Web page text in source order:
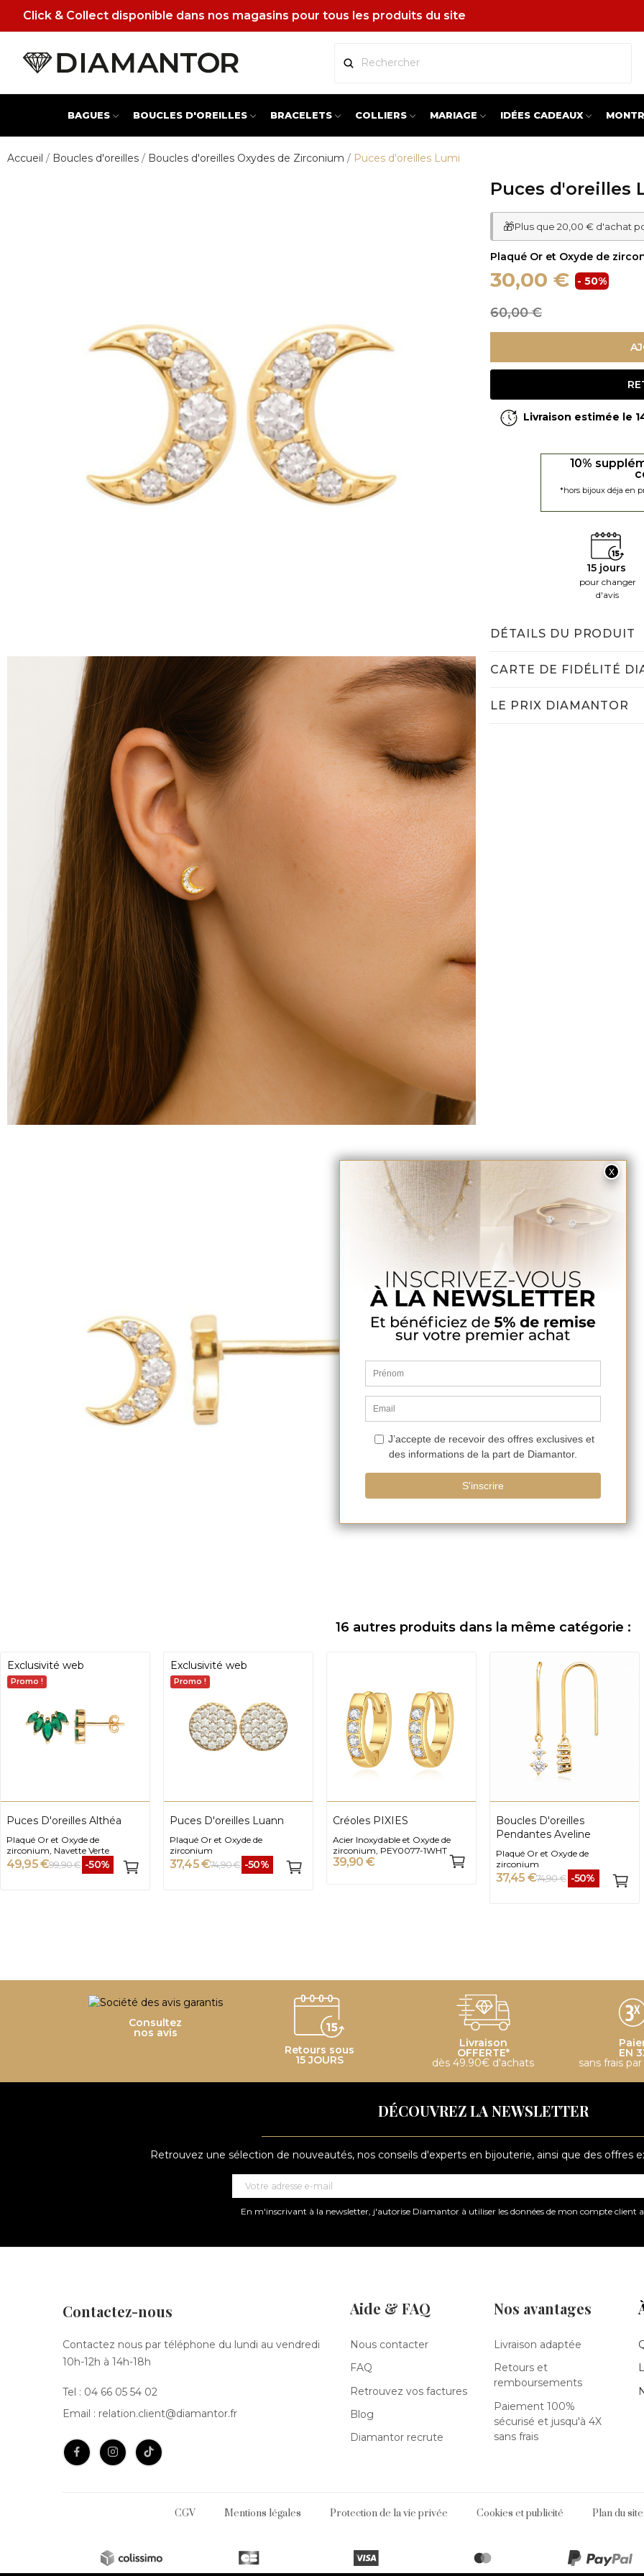
Click & Collect disponible dans nos magasins pour tous les produits du site
BAGUES BOUCLES D'OREILLES BRACELETS COLLIERS MARIAGE IDÉES CADEAUX
Accueil Boucles d'oreilles Boucles d'oreilles Oxydes de Zirconium Puces d'oreilles Lumi
Puces d'oreilles
🎁Plus que 20,00 € d'achat
Plaqué Or et Oxyde de
30,00 € - 50%
60,00 €
Livraison estimée le
10%
*hors bijoux déja en
15 jours
pour changer
d'avis
DÉTAILS DU PRODUIT
CARTE DE FIDÉLITÉ
LE PRIX DIAMANTOR
16 autres produits dans la même catégorie :
Exclusivité web
Promo !
Puces D'oreilles Althéa
Plaqué Or et Oxyde de
zirconium, Navette Verte
49,95 €99,90 € -50%
Exclusivité web
Promo !
Puces D'oreilles Luann
Plaqué Or et Oxyde de
zirconium
37,45 €74,90 € -50%
Créoles PIXIES
Acier Inoxydable et Oxyde de
zirconium, PEY0077-1WHT
39,90 €
Boucles D'oreilles
Pendantes Aveline
Plaqué Or et Oxyde de
zirconium
37,45 €74,90 € -50%
Consultez
nos avis
Retours sous
15 JOURS
Livraison
OFFERTE*
dès 49.90€ d'achats
EN
sans frais
DÉCOUVREZ LA NEWSLETTER
Retrouvez une sélection de nouveautés, nos conseils d'experts en bijouterie, ainsi que des offres
En m'inscrivant à la newsletter, j'autorise Diamantor à utiliser les données de mon compte client
Contactez-nous
Contactez nous par téléphone du lundi au vendredi
10h-12h à 14h-18h
Tel : 04 66 05 54 02
Email : relation.client@diamantor.fr
Aide & FAQ
Nous contacter
FAQ
Retrouvez vos factures
Blog
Diamantor recrute
Nos avantages
Livraison adaptée
Retours et
remboursements
Paiement 100%
sécurisé et jusqu'à 4X
sans frais
CGV Mentions légales Protection de la vie privée Cookies et publicité Plan du site